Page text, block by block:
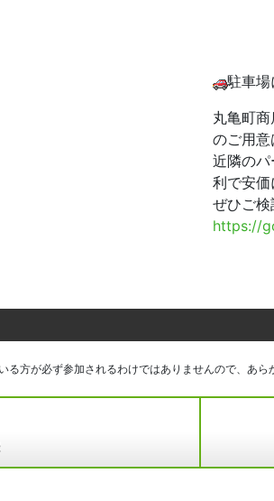
駐車場
丸亀町
のご用意
近隣のパ
利で安価
ぜひご検
https://
方が必ず参加されるわけではありませんので、あら